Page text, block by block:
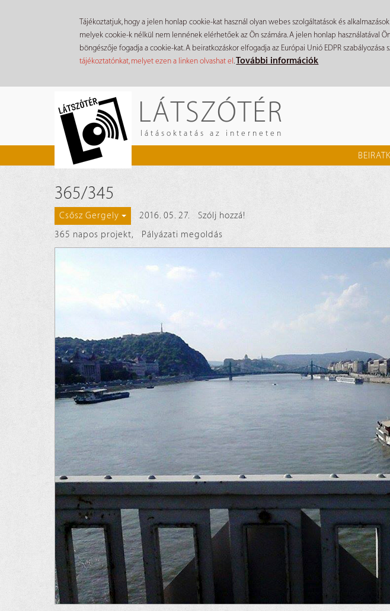
Tájékoztatjuk, hogy a jelen honlap cookie-kat használ olyan webes szolgáltatások és
melyek cookie-k nélkül nem lennének elérhetőek az Ön számára. A jelen honlap használatával
böngészője fogadja a cookie-kat. A beiratkozáskor elfogadja az Európai Unió EDPR szabályozása
tájékoztatónkat, melyet ezen a linken olvashat el.További információk
LÁTSZÓTÉR
látásoktatás az interneten
365/345
Csősz Gergely 2016. 05. 27.
Szólj hozzá!
365 napos projekt, Pályázati megoldás